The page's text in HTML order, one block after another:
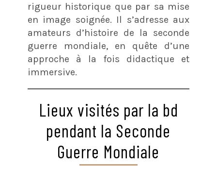
rigueur historique que par sa mise
en image soignée. Il s’adresse aux
amateurs d’histoire de la seconde
guerre mondiale, en quête d’une
approche à la fois didactique et
immersive.
Lieux visités par la bd
pendant la Seconde
Guerre Mondiale